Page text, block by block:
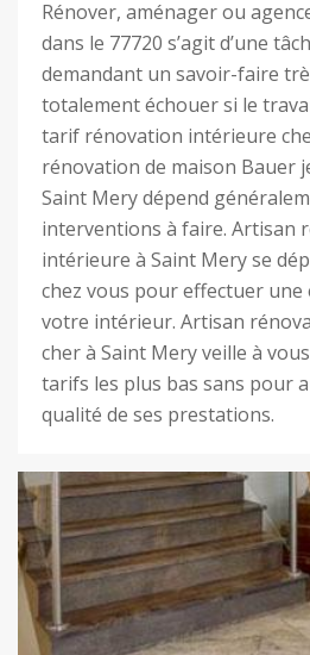
Rénover, aménager ou
dans le 77720 s’agit d’une
demandant un savoir-faire
totalement échouer si le
tarif rénovation intérieure
rénovation de maison Bauer
Saint Mery dépend
interventions à faire. Artisan
intérieure à Saint Mery se
chez vous pour effectuer une
votre intérieur. Artisan
cher à Saint Mery veille à
tarifs les plus bas sans pour
qualité de ses prestations.